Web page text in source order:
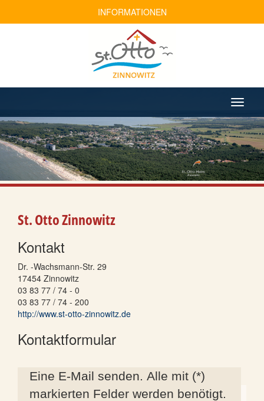
INFORMATIONEN
St. Otto Zinnowitz
Kontakt
Dr. -Wachsmann-Str. 29
17454 Zinnowitz
03 83 77 / 74 - 0
03 83 77 / 74 - 200
http://www.st-otto-zinnowitz.de
Kontaktformular
Eine E-Mail senden. Alle mit (*)
markierten Felder werden benötigt.